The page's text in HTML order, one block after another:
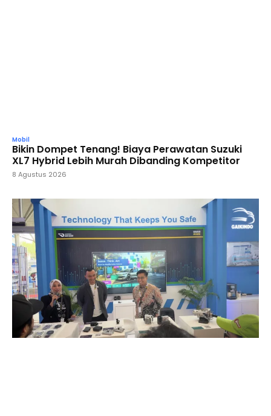
Mobil
Bikin Dompet Tenang! Biaya Perawatan Suzuki
XL7 Hybrid Lebih Murah Dibanding Kompetitor
8 Agustus 2026